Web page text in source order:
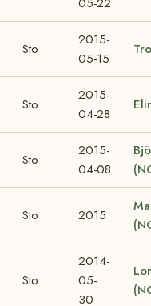
Sto
2015-
05-15
Sto
2015-
04-28
Sto
2015-
04-08
Sto 2015
Sto
2014-
05-
30